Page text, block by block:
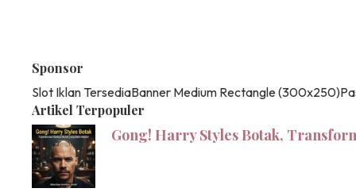
Sponsor
Slot Iklan TersediaBanner Medium Rectangle (300x250)
Artikel Terpopuler
Gong! Harry Styles Botak,